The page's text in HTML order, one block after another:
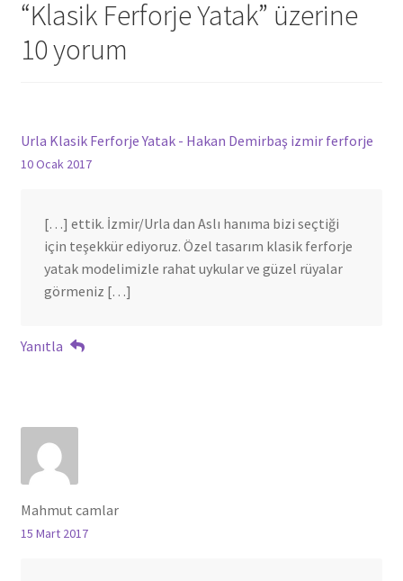
“Klasik Ferforje Yatak” üzerine
10 yorum
Urla Klasik Ferforje Yatak - Hakan Demirbaş izmir ferforje
10 Ocak 2017
[…] ettik. İzmir/Urla dan Aslı hanıma bizi seçtiği
için teşekkür ediyoruz. Özel tasarım klasik ferforje
yatak modelimizle rahat uykular ve güzel rüyalar
görmeniz […]
Yanıtla
Mahmut camlar
15 Mart 2017